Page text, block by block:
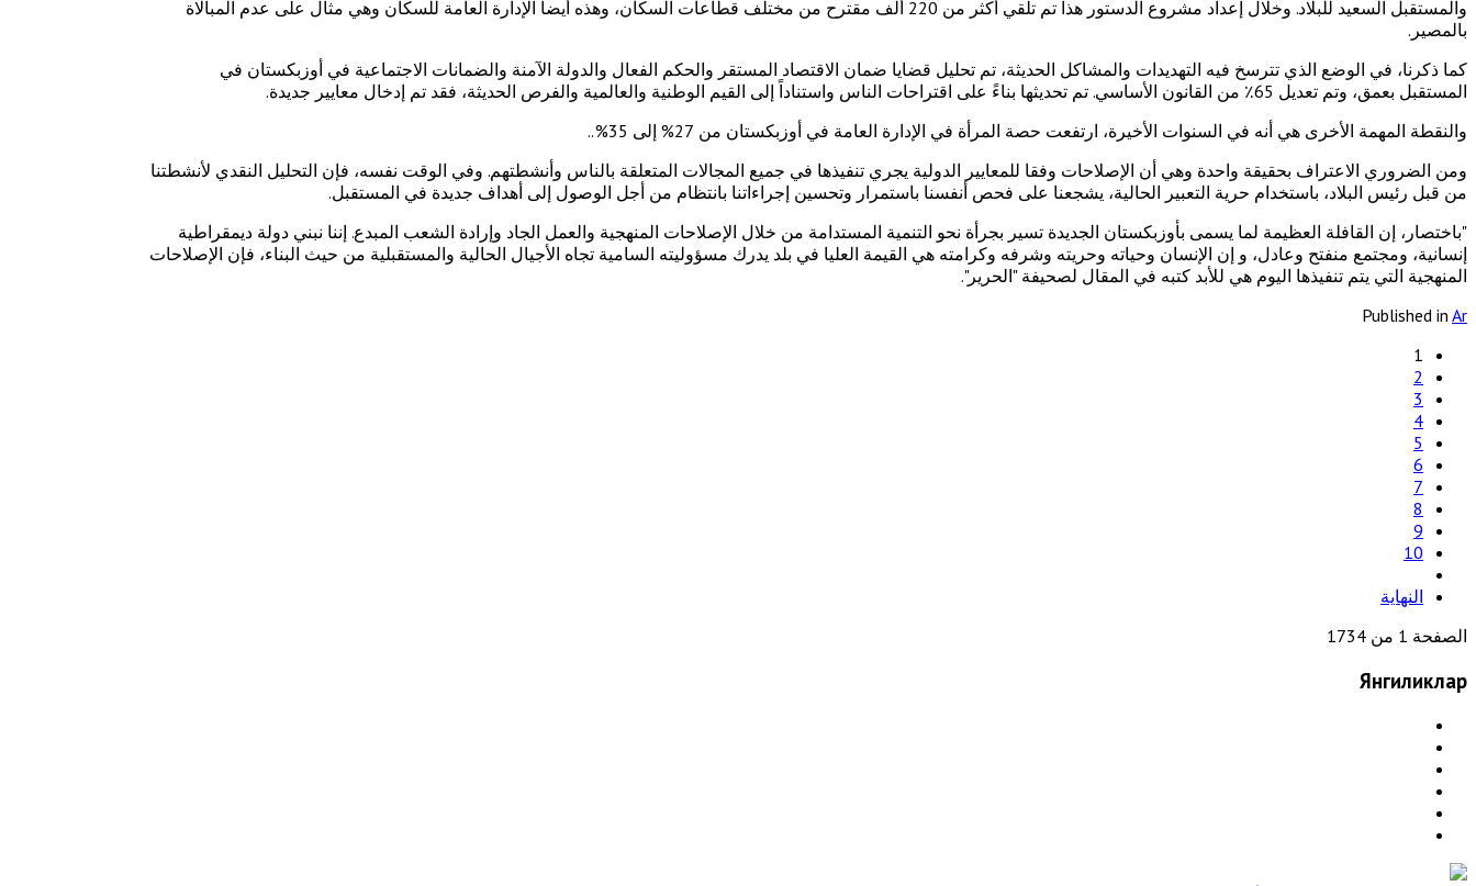
والمستقبل السعيد للبلاد. وخلال إعداد مشروع الدستور هذا تم تلقي أكثر من 220 ألف مقترح من مختلف قطاعات السكان، وهذه أيضاً الإدارة العامة للسكان وهي مثال على عدم المبالاة
بالمصير.
كما ذكرنا، في الوضع الذي تترسخ فيه التهديدات والمشاكل الحديثة، تم تحليل قضايا ضمان الاقتصاد المستقر والحكم الفعال والدولة الآمنة والضمانات الاجتماعية في أوزبكستان في
المستقبل بعمق، وتم تعديل 65٪ من القانون الأساسي. تم تحديثها بناءً على اقتراحات الناس واستناداً إلى القيم الوطنية والعالمية والفرص الحديثة، فقد تم إدخال معايير جديدة.
والنقطة المهمة الأخرى هي أنه في السنوات الأخيرة، ارتفعت حصة المرأة في الإدارة العامة في أوزبكستان من 27% إلى 35%..
ومن الضروري الاعتراف بحقيقة واحدة وهي أن الإصلاحات وفقا للمعايير الدولية يجري تنفيذها في جميع المجالات المتعلقة بالناس وأنشطتهم. وفي الوقت نفسه، فإن التحليل النقدي لأنشطتنا
من قبل رئيس البلاد، باستخدام حرية التعبير الحالية، يشجعنا على فحص أنفسنا باستمرار وتحسين إجراءاتنا بانتظام من أجل الوصول إلى أهداف جديدة في المستقبل.
"باختصار، إن القافلة العظيمة لما يسمى بأوزبكستان الجديدة تسير بجرأة نحو التنمية المستدامة من خلال الإصلاحات المنهجية والعمل الجاد وإرادة الشعب المبدع. إننا نبني دولة ديمقراطية
إنسانية، ومجتمع منفتح وعادل، و إن الإنسان وحياته وحريته وشرفه وكرامته هي القيمة العليا في بلد يدرك مسؤوليته السامية تجاه الأجيال الحالية والمستقبلية من حيث البناء، فإن الإصلاحات
المنهجية التي يتم تنفيذها اليوم هي للأبد كتبه في المقال لصحيفة "الحرير".
Published in Ar
1
2
3
4
5
6
7
8
9
10
النهاية
الصفحة 1 من 1734
Янгиликлар